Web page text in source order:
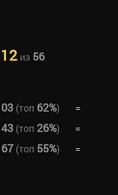
12из 56
(топ 62%)
=
(топ 26%)
=
(топ 55%)
=